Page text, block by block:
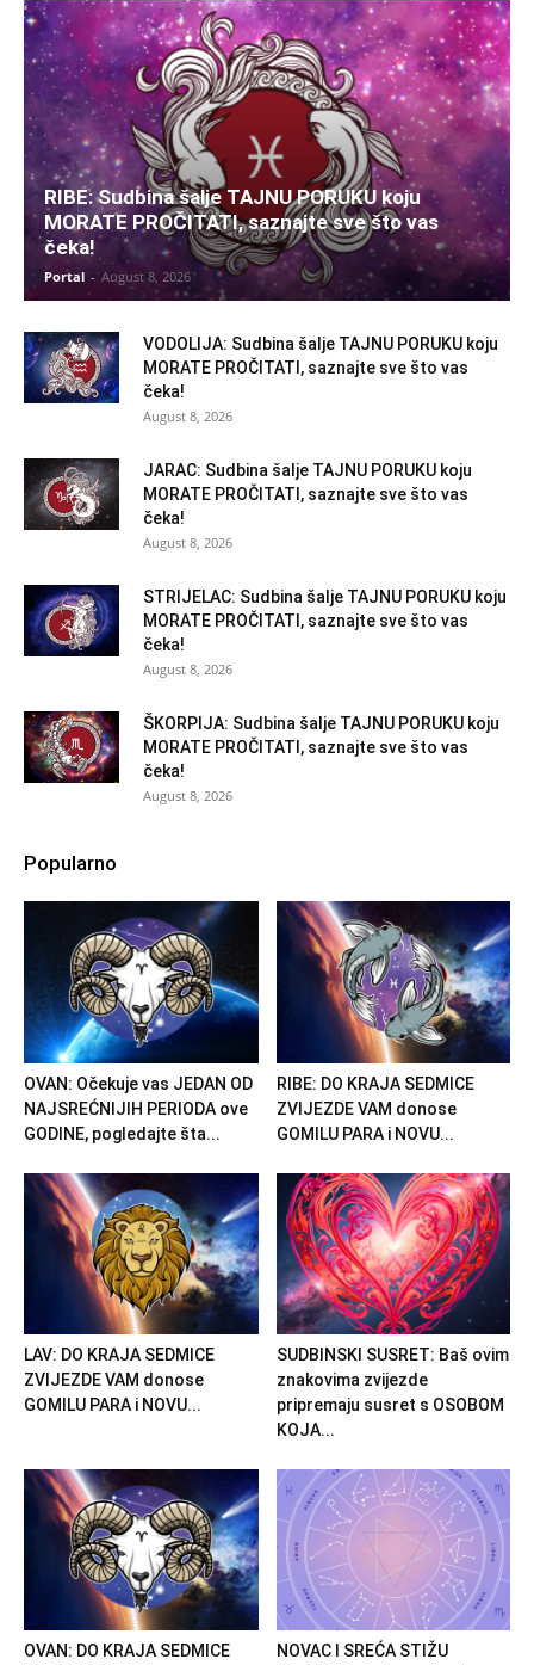
RIBE: Sudbina šalje TAJNU PORUKU koju
MORATE PROČITATI, saznajte sve što vas
čeka!
Portal - August 8, 2026
VODOLIJA: Sudbina šalje TAJNU PORUKU koju
MORATE PROČITATI, saznajte sve što vas
čeka!
August 8, 2026
JARAC: Sudbina šalje TAJNU PORUKU koju
MORATE PROČITATI, saznajte sve što vas
čeka!
August 8, 2026
STRIJELAC: Sudbina šalje TAJNU PORUKU koju
MORATE PROČITATI, saznajte sve što vas
čeka!
August 8, 2026
ŠKORPIJA: Sudbina šalje TAJNU PORUKU koju
MORATE PROČITATI, saznajte sve što vas
čeka!
August 8, 2026
Popularno
OVAN: Očekuje vas JEDAN OD
NAJSREĆNIJIH PERIODA ove
GODINE, pogledajte šta...
RIBE: DO KRAJA SEDMICE
ZVIJEZDE VAM donose
GOMILU PARA i NOVU...
LAV: DO KRAJA SEDMICE
ZVIJEZDE VAM donose
GOMILU PARA i NOVU...
SUDBINSKI SUSRET: Baš ovim
znakovima zvijezde
pripremaju susret s OSOBOM
KOJA...
OVAN: DO KRAJA SEDMICE
NOVAC I SREĆA STIŽU